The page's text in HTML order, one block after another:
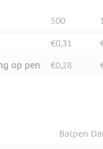
500
€0,31
op pen
€0,28
Balpen